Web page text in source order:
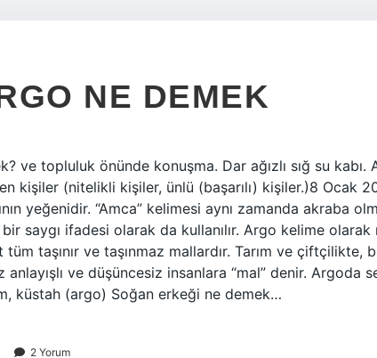
NE DEMEK
ve topluluk önünde konuşma. Dar ağızlı sığ su kabı.
kişiler (nitelikli kişiler, ünlü (başarılı) kişiler.)8 Ocak
yeğenidir. “Amca” kelimesi aynı zamanda akraba
saygı ifadesi olarak da kullanılır. Argo kelime
taşınır ve taşınmaz mallardır. Tarım ve çiftçilikte,
anlayışlı ve düşüncesiz insanlara “mal” denir. Argoda
küstah (argo) Soğan erkeği ne demek…
2 Yorum